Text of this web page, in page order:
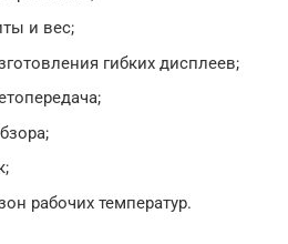
и вес;
гибких дисплеев;
рабочих температур.